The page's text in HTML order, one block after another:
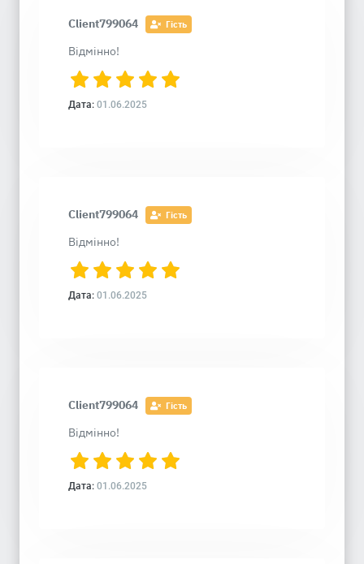
Client799064 Гість
Відмінно!
Дата: 01.06.2025
Client799064 Гість
Відмінно!
Дата: 01.06.2025
Client799064 Гість
Відмінно!
Дата: 01.06.2025